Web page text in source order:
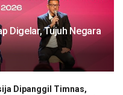
Digelar, Tujuh Negara
Dipanggil Timnas,